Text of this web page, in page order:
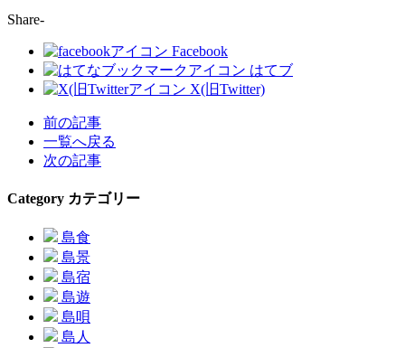
Share-
Facebook
はてブ
X(旧Twitter)
前の記事
一覧へ戻る
次の記事
Category カテゴリー
島食
島景
島宿
島遊
島唄
島人